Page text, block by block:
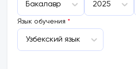
Бакалавр 2025
Язык обучения *
Узбекский язык